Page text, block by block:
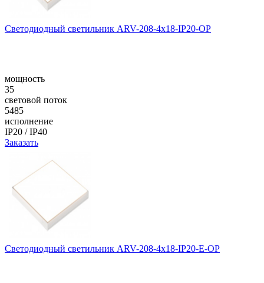
Светодиодный светильник ARV-208-4x18-IP20-OP
мощность
35
световой поток
5485
исполнение
IP20 / IP40
Заказать
Светодиодный светильник ARV-208-4x18-IP20-E-OP